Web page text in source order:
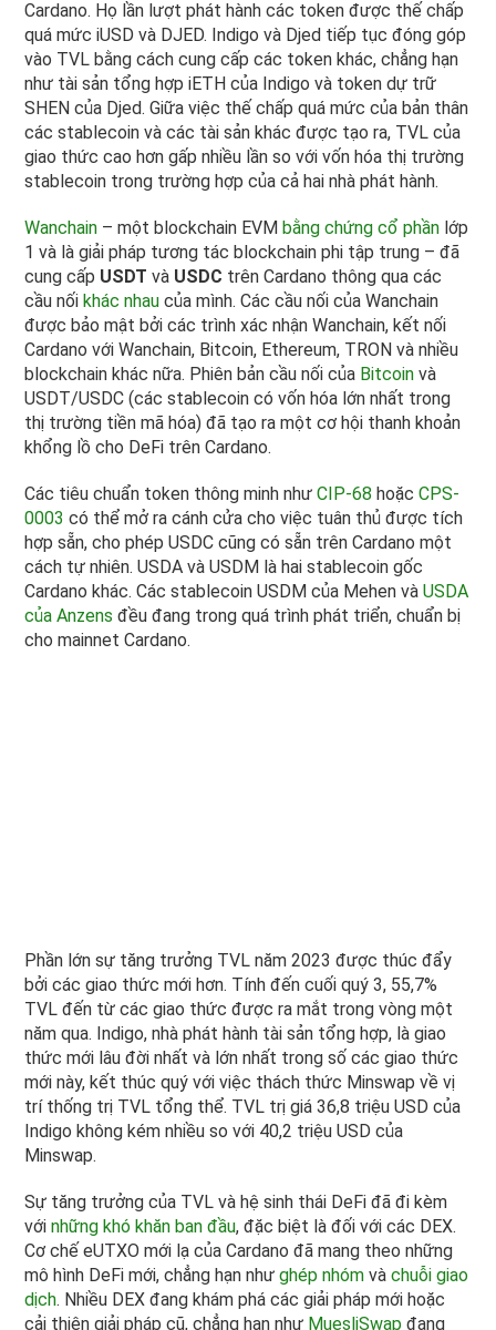
Cardano. Họ lần lượt phát hành các token được thế chấp
quá mức iUSD và DJED. Indigo và Djed tiếp tục đóng góp
vào TVL bằng cách cung cấp các token khác, chẳng hạn
như tài sản tổng hợp iETH của Indigo và token dự trữ
SHEN của Djed. Giữa việc thế chấp quá mức của bản thân
các stablecoin và các tài sản khác được tạo ra, TVL của
giao thức cao hơn gấp nhiều lần so với vốn hóa thị trường
stablecoin trong trường hợp của cả hai nhà phát hành.
Wanchain – một blockchain EVM bằng chứng cổ phần lớp
1 và là giải pháp tương tác blockchain phi tập trung – đã
cung cấp USDTvà USDC trên Cardano thông qua các
cầu nối khác nhau của mình. Các cầu nối của Wanchain
được bảo mật bởi các trình xác nhận Wanchain, kết nối
Cardano với Wanchain, Bitcoin, Ethereum, TRON và nhiều
blockchain khác nữa. Phiên bản cầu nối của Bitcoinvà
USDT/USDC (các stablecoin có vốn hóa lớn nhất trong
thị trường tiền mã hóa) đã tạo ra một cơ hội thanh khoản
khổng lồ cho DeFi trên Cardano.
Các tiêu chuẩn token thông minh nhưCIP-68 hoặcCPS-
0003 có thể mở ra cánh cửa cho việc tuân thủ được tích
hợp sẵn, cho phép USDC cũng có sẵn trên Cardano một
cách tự nhiên. USDA và USDM là hai stablecoin gốc
Cardano khác. Các stablecoin USDM của Mehen vàUSDA
của Anzens đều đang trong quá trình phát triển, chuẩn bị
cho mainnet Cardano.
Phần lớn sự tăng trưởng TVL năm 2023 được thúc đẩy
bởi các giao thức mới hơn. Tính đến cuối quý 3, 55,7%
TVL đến từ các giao thức được ra mắt trong vòng một
năm qua. Indigo, nhà phát hành tài sản tổng hợp, là giao
thức mới lâu đời nhất và lớn nhất trong số các giao thức
mới này, kết thúc quý với việc thách thức Minswap về vị
trí thống trị TVL tổng thể. TVL trị giá 36,8 triệu USD của
Indigo không kém nhiều so với 40,2 triệu USD của
Minswap.
Sự tăng trưởng của TVL và hệ sinh thái DeFi đã đi kèm
vớinhững khó khăn ban đầu, đặc biệt là đối với các DEX.
Cơ chế eUTXO mới lạ của Cardano đã mang theo những
mô hình DeFi mới, chẳng hạn nhưghép nhóm vàchuỗi giao
dịch. Nhiều DEX đang khám phá các giải pháp mới hoặc
cải thiện giải pháp cũ, chẳng hạn như MuesliSwapđang